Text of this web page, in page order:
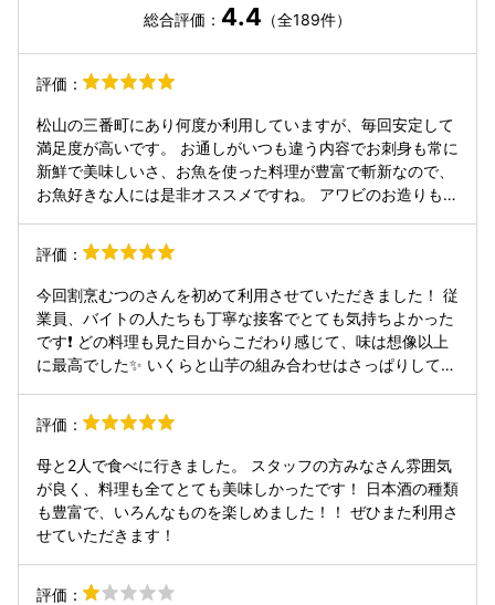
総合評価： 4.4 （全189件）
評価：
松山の三番町にあり何度か利用していますが、毎回安定して
満足度が高いです。 お通しがいつも違う内容でお刺身も常に
新鮮で美味しいさ、お魚を使った料理が豊富で斬新なので、
お魚好きな人には是非オススメですね。 アワビのお造りもと
も豊富で牛タンを使ったシチューがとても最高です。今回は
お酒を飲まずにいましたが、日本酒がとてもたくさんありお
店に入ってみると14代のお酒が沢山並んでいます。地酒だけ
でなく県外のお酒もあり接待で使う場でもおすすめだと思い
ます。 店員の方も親切で、本日のおすすめのメニューや料理
の説明もしてくれました。 次回も是非食べようと思います。
評価：
今回割烹むつのさんを初めて利用させていただきました！ 従
業員、バイトの人たちも丁寧な接客でとても気持ちよかった
です❗️ どの料理も見た目からこだわり感じて、味は想像以上
に最高でした✨ いくらと山芋の組み合わせはさっぱりしてて
アカツは中がめちゃくちゃ柔らかくて感動レベル…。唐揚げ
も外カリ中ジュワでお酒止まらん🍻🍗 春巻きも具がぎっしり
で最後まで美味しく食べれました！ 料理だけじゃなく盛り付
けも綺麗で、日本酒の種類も多くてまだまだ飲みたいお酒も
あったのでまた絶対に行きたいお店です❗️
評価：
母と2人で食べに行きました。 スタッフの方みなさん雰囲気
が良く、料理も全てとても美味しかったです！ 日本酒の種類
も豊富で、いろんなものを楽しめました！！ ぜひまた利用さ
せていただきます！
評価：